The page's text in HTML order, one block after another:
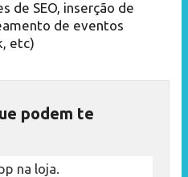
de SEO, inserção de
de eventos
etc)
podem te
na loja.